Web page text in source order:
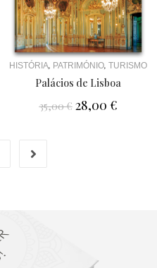
HISTÓRIA, PATRIMÓNIO, TURISMO
Palácios de Lisboa
35,00€ 28,00 €